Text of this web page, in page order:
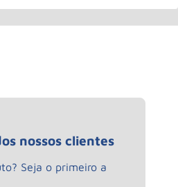
nossos clientes
Seja o primeiro a